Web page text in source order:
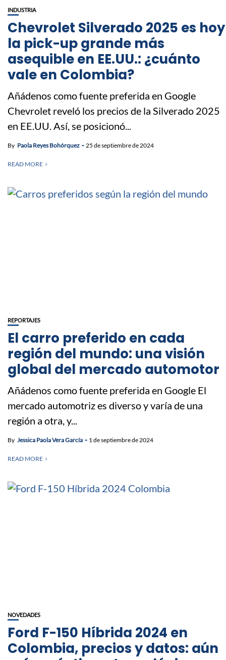
INDUSTRIA
Chevrolet Silverado 2025 es hoy
la pick-up grande más
asequible en EE.UU.: ¿cuánto
vale en Colombia?
Añádenos como fuente preferida en Google
Chevrolet reveló los precios de la Silverado 2025
en EE.UU. Así, se posicionó...
By Paola Reyes Bohórquez 25 de septiembre de 2024
READ MORE
REPORTAJES
El carro preferido en cada
región del mundo: una visión
global del mercado automotor
Añádenos como fuente preferida en Google El
mercado automotriz es diverso y varía de una
región a otra, y...
By Jessica Paola Vera García 1 de septiembre de 2024
READ MORE
NOVEDADES
Ford F-150 Híbrida 2024 en
Colombia, precios y datos: aún